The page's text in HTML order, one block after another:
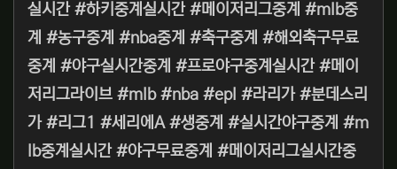
실시간 #하키중계실시간 #메이저리그중계 #mlb중
계 #농구중계 #nba중계 #축구중계 #해외축구무료
중계 #야구실시간중계 #프로야구중계실시간 #메이
저리그라이브 #mlb #nba #epl #라리가 #분데스리
가 #리그1 #세리에A #생중계 #실시간야구중계 #m
lb중계실시간 #야구무료중계 #메이저리그실시간중